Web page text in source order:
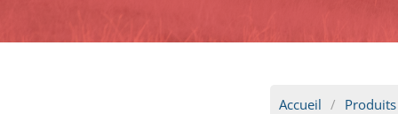
Accueil Produits